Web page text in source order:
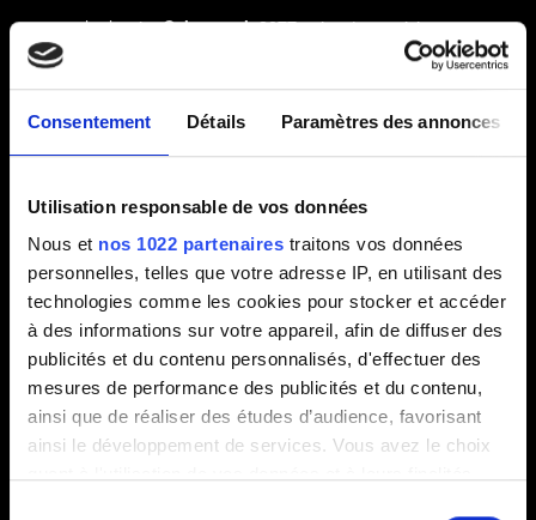
Consentement Détails Paramètres des annonces
Utilisation responsable de vos données
Nous et nos 1022 partenaires traitons vos données
personnelles, telles que votre adresse IP, en utilisant des
technologies comme les cookies pour stocker et accéder
à des informations sur votre appareil, afin de diffuser des
publicités et du contenu personnalisés, d'effectuer des
mesures de performance des publicités et du contenu,
ainsi que de réaliser des études d’audience, favorisant
ainsi le développement de services. Vous avez le choix
le dossierCyberpunk 2077qui se trouve ici :
%userprofile%\Saved Games\CD Projekt Red\
DossiersREDEngineetCD Projekt Redici :
%userprofile%\AppData\Local\
sur Windows 11 : Affichage → Afficher → Éléments
masqués
Redémarrez votre PC.
Installez Cyberpunk 2077 à nouveau, sur
SSD.N'installez pas de mods !
Si vous installez le jeu sur la même partition que celle
où se trouve le système d'exploitation, assurez-vous que le